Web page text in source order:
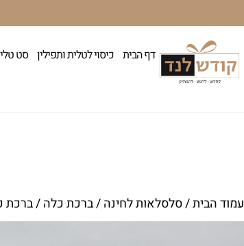
דף הבית כיסוי לטלית ותפילין סט
עמוד הבית/סלסלאות לחינה/ברכת כלה/ ברכת